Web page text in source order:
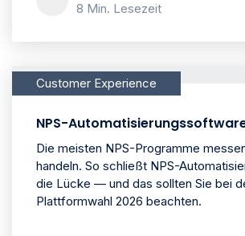
8 Min. Lesezeit
Customer Experience
NPS-
Die meisten NPS-Programme
handeln. So schließt NPS-
die Lücke — und das sollten Sie bei
Plattformwahl 2026 beachten.